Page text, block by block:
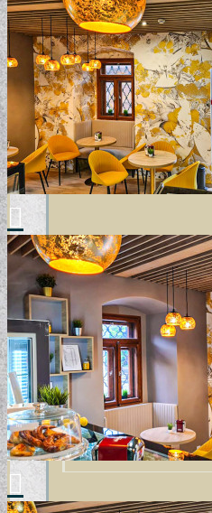
DESIGN TAPÉTÁK
ELEMENTAL COLLECTION